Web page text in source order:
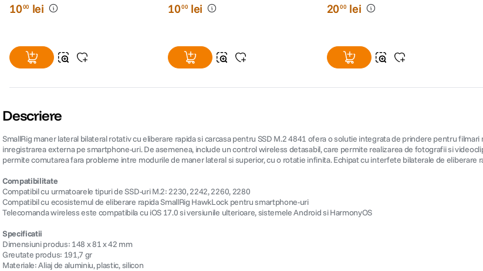
1000 lei 1000 lei 2000 lei
Descriere
SmallRig maner lateral bilateral rotativ cu eliberare rapida si carcasa pentru SSD M.2 4841 ofera o solutie integrata de prindere pentru
inregistrarea externa pe smartphone-uri. De asemenea, include un control wireless detasabil, care permite realizarea de fotografii si
permite comutarea fara probleme intre modurile de maner lateral si superior, cu o rotatie infinita. Echipat cu interfete bilaterale de eliberare
Compatibilitate
Compatibil cu urmatoarele tipuri de SSD-uri M.2: 2230, 2242, 2260, 2280
Compatibil cu ecosistemul de eliberare rapida SmallRig HawkLock pentru smartphone-uri
Telecomanda wireless este compatibila cu iOS 17.0 si versiunile ulterioare, sistemele Android si HarmonyOS
Specificatii
Dimensiuni produs: 148 x 81 x 42 mm
Greutate produs: 191,7 gr
Materiale: Aliaj de aluminiu, plastic, silicon